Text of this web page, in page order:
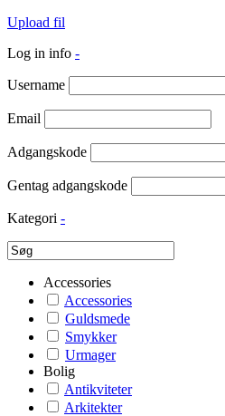
Upload fil
Log in info -
Username
Email
Adgangskode
Gentag adgangskode
Kategori -
Accessories
Accessories
Guldsmede
Smykker
Urmager
Bolig
Antikviteter
Arkitekter